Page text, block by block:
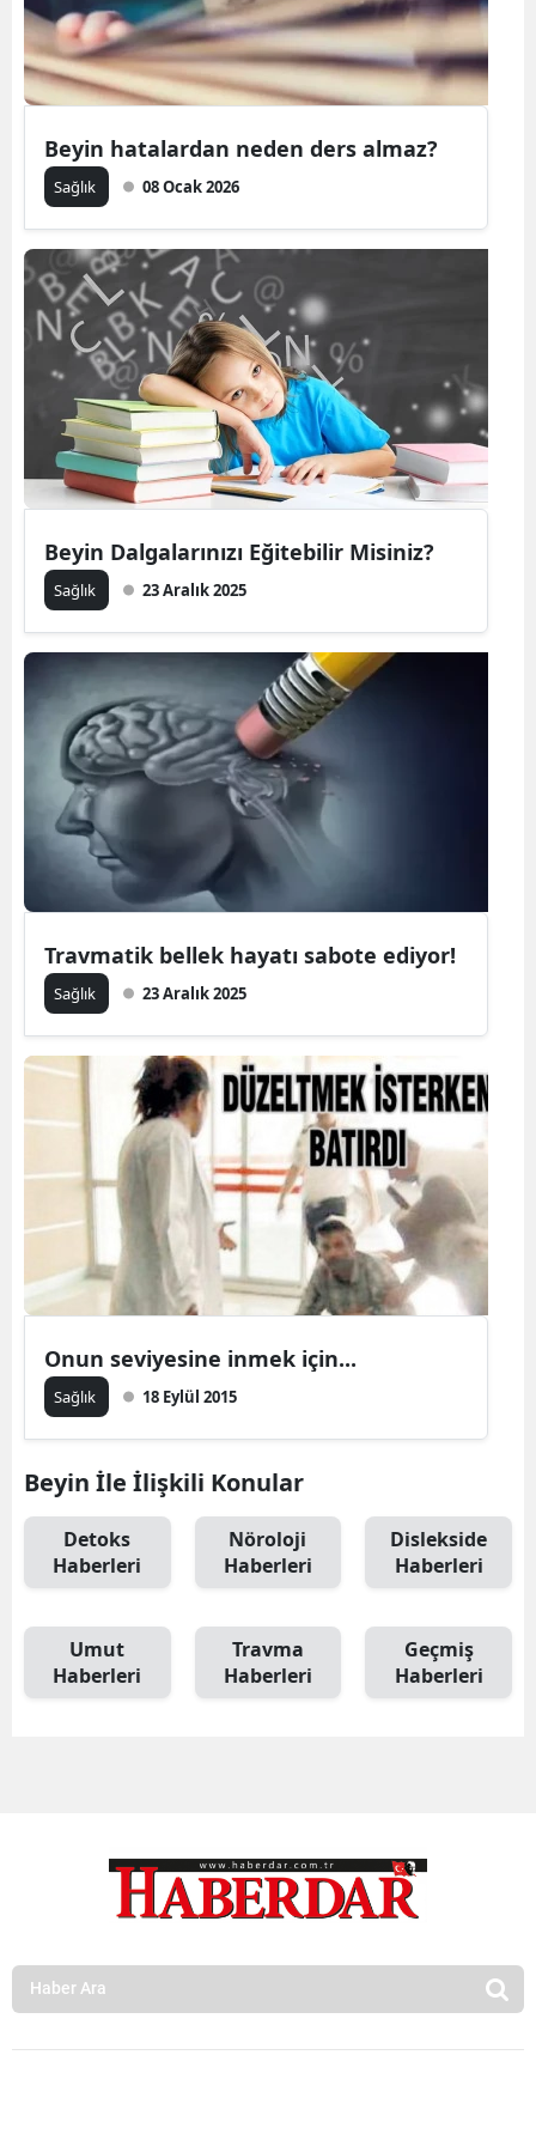
Beyin hatalardan neden ders almaz?
Sağlık 08 Ocak 2026
Beyin Dalgalarınızı Eğitebilir Misiniz?
Sağlık 23 Aralık 2025
Travmatik bellek hayatı sabote ediyor!
Sağlık 23 Aralık 2025
Onun seviyesine inmek için...
Sağlık 18 Eylül 2015
Beyin İle İlişkili Konular
Detoks
Haberleri
Nöroloji
Haberleri
Dislekside
Haberleri
Umut
Haberleri
Travma
Haberleri
Geçmiş
Haberleri